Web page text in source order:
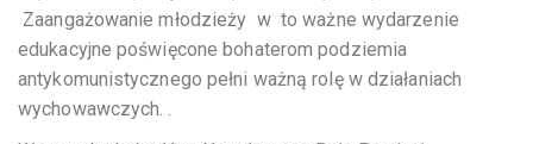
Zaangażowanie młodzieży w to ważne wydarzenie
edukacyjne poświęcone bohaterom podziemia
antykomunistycznego pełni ważną rolę w działaniach
wychowawczych. .